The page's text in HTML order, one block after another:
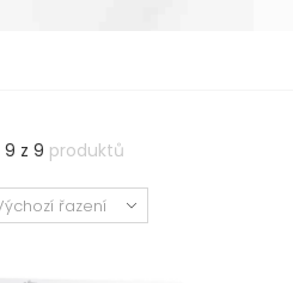
9 z 9 produktů